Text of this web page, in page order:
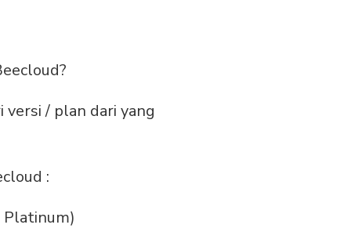
/ plan dari yang
:
Platinum)